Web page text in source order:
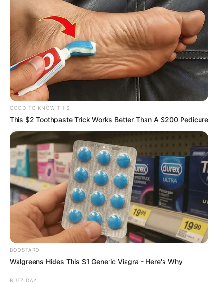
GOOD TO KNOW THIS
This $2 Toothpaste Trick Works Better Than A $200 Pedicure
BOOSTARO
Walgreens Hides This $1 Generic Viagra - Here's Why
BUZZ DAY